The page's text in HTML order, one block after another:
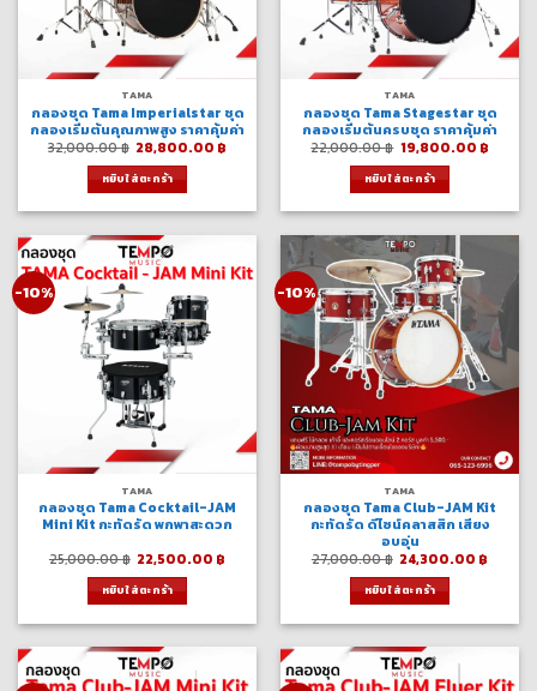
TAMA
กลองชุด Tama Imperialstar ชุด
กลองเริ่มต้นคุณภาพสูง ราคาคุ้มค่า
32,000.00฿ Original
price
was:
32,000.00 ฿.
28,800.00 ฿
หยิบใส่ตะกร้า
TAMA
กลองชุด Tama Stagestar ชุด
กลองเริ่มต้นครบชุด ราคาคุ้มค่า
22,000.00฿ Original
price
was:
22,000.00 ฿.
19,800.00 ฿
หยิบใส่ตะกร้า
-10%
TAMA
กลองชุด Tama Cocktail-JAM
Mini Kit กะทัดรัด พกพาสะดวก
25,000.00฿ Original
price
was:
25,000.00 ฿.
22,500.00 ฿
หยิบใส่ตะกร้า
-10%
TAMA
กลองชุด Tama Club-JAM Kit
กะทัดรัด ดีไซน์คลาสสิก เสียง
อบอุ่น
27,000.00฿ Original
price
was:
27,000.00 ฿.
24,300.00 ฿
หยิบใส่ตะกร้า